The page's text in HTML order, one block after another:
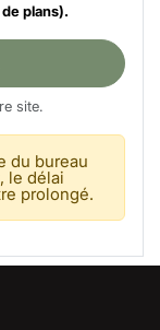
plans).
site.
du bureau
le délai
prolongé.